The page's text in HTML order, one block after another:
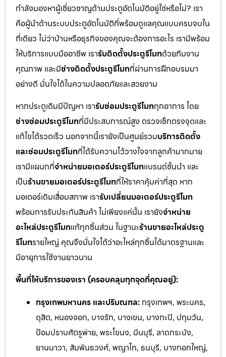
กำลังมองหาผู้เชี่ยวชาญด้านประตูอัตโนมัติอยู่ใช่หรือไม่? เรา
คือผู้นำด้านระบบประตูอัตโนมัติที่พร้อมดูแลคุณแบบครบจบใน
ที่เดียว ไม่ว่าบ้านหรือธุรกิจของคุณจะต้องการอะไร เรามีพร้อม
ให้บริการแบบมืออาชีพ เรารับติดตั้งประตูรีโมทด้วยทีมงาน
คุณภาพ และมีช่างติดตั้งประตูรีโมทที่ผ่านการฝึกอบรมมา
อย่างดี มั่นใจได้ในความปลอดภัยและสวยงาม
หากประตูเดิมมีปัญหา เรารับซ่อมประตูรีโมททุกอาการ โดย
ช่างซ่อมประตูรีโมทที่มีประสบการณ์สูง ตรวจเช็กตรงจุดและ
แก้ไขได้รวดเร็ว นอกจากนี้เรายังเป็นศูนย์รวมบริการติดตั้ง
และซ่อมประตูรีโมทที่ได้รับความไว้วางใจจากลูกค้ามากมาย
เรามีแผนกที่จำหน่ายมอเตอร์ประตูรีโมทแบรนด์ชั้นนำ และ
เป็นร้านขายมอเตอร์ประตูรีโมทที่ให้ราคาคุ้มค่าที่สุด หาก
มอเตอร์เดิมเสื่อมสภาพ เรารับเปลี่ยนมอเตอร์ประตูรีโมท
พร้อมการรับประกันสินค้า ไม่เพียงแค่นั้น เรายังจำหน่าย
อะไหล่ประตูรีโมทแท้ทุกชิ้นส่วน ในฐานะร้านขายอะไหล่ประตู
รีโมทรายใหญ่ คุณจึงมั่นใจได้ว่าอะไหล่ทุกชิ้นได้มาตรฐานและ
มีอายุการใช้งานยาวนาน
พื้นที่ให้บริการของเรา (ครอบคลุมทุกจุดที่คุณอยู่):
กรุงเทพมหานคร และปริมณฑล: กรุงเทพฯ, พระนคร,
ดุสิต, หนองจอก, บางรัก, บางเขน, บางกะปิ, ปทุมวัน,
ป้อมปราบศัตรูพ่าย, พระโขนง, มีนบุรี, ลาดกระบัง,
ยานนาวา, สัมพันธวงศ์, พญาไท, ธนบุรี, บางกอกใหญ่,